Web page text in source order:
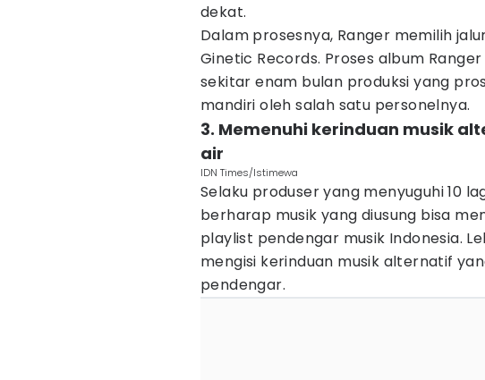
dekat.
Dalam prosesnya, Ranger memilih
Ginetic Records. Proses album
sekitar enam bulan produksi yang
mandiri oleh salah satu personelnya.
3. Memenuhi kerinduan musik
air
IDN Times/Istimewa
Selaku produser yang menyuguhi 10
berharap musik yang diusung bisa
playlist pendengar musik Indonesia.
mengisi kerinduan musik alternatif
pendengar.